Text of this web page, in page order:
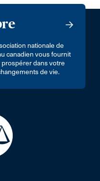
nationale de
canadien vous fournit
dans votre
de vie.